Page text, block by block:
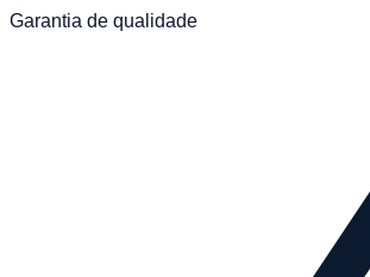
Garantia de qualidade